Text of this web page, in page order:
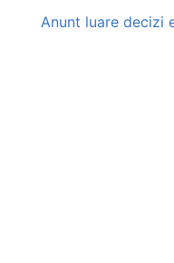
Anunt luare decizi